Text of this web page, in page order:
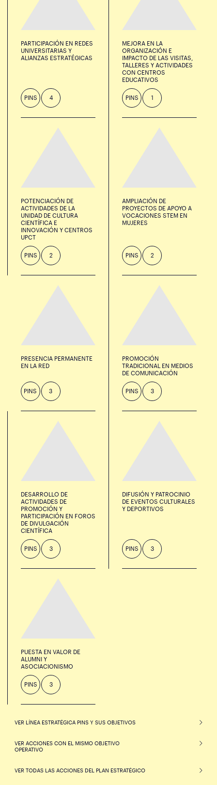
PARTICIPACIÓN EN REDES
UNIVERSITARIAS Y
ALIANZAS ESTRATÉGICAS
PINS 4
MEJORA EN LA
ORGANIZACIÓN E
IMPACTO DE LAS VISITAS,
TALLERES Y ACTIVIDADES
CON CENTROS
EDUCATIVOS
PINS 1
POTENCIACIÓN DE
ACTIVIDADES DE LA
UNIDAD DE CULTURA
CIENTÍFICA E
INNOVACIÓN Y CENTROS
UPCT
PINS 2
AMPLIACIÓN DE
PROYECTOS DE APOYO A
VOCACIONES STEM EN
MUJERES
PINS 2
PRESENCIA PERMANENTE
EN LA RED
PINS 3
PROMOCIÓN
TRADICIONAL EN MEDIOS
DE COMUNICACIÓN
PINS 3
DESARROLLO DE
ACTIVIDADES DE
PROMOCIÓN Y
PARTICIPACIÓN EN FOROS
DE DIVULGACIÓN
CIENTÍFICA
PINS 3
DIFUSIÓN Y PATROCINIO
DE EVENTOS CULTURALES
Y DEPORTIVOS
PINS 3
PUESTA EN VALOR DE
ALUMNI Y
ASOCIACIONISMO
PINS 3
VER LÍNEA ESTRATÉGICA PINS Y SUS OBJETIVOS
VER ACCIONES CON EL MISMO OBJETIVO
OPERATIVO
VER TODAS LAS ACCIONES DEL PLAN ESTRATÉGICO